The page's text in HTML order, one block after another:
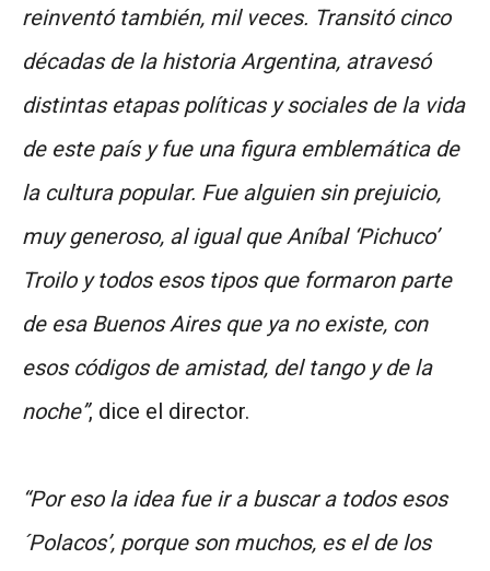
reinventó también, mil veces. Transitó cinco
décadas de la historia Argentina, atravesó
distintas etapas políticas y sociales de la vida
de este país y fue una figura emblemática de
la cultura popular. Fue alguien sin prejuicio,
muy generoso, al igual que Aníbal ‘Pichuco’
Troilo y todos esos tipos que formaron parte
de esa Buenos Aires que ya no existe, con
esos códigos de amistad, del tango y de la
noche”, dice el director.
“Por eso la idea fue ir a buscar a todos esos
´Polacos’, porque son muchos, es el de los